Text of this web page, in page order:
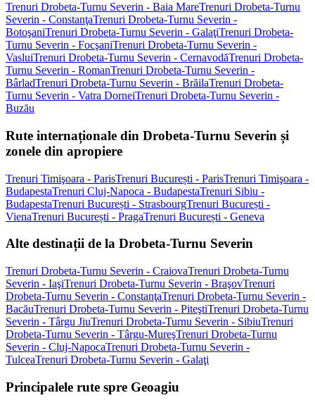
Trenuri Drobeta-Turnu Severin - Baia MareTrenuri Drobeta-Turnu
Severin - ConstanţaTrenuri Drobeta-Turnu Severin -
BotoşaniTrenuri Drobeta-Turnu Severin - GalaţiTrenuri Drobeta-
Turnu Severin - FocşaniTrenuri Drobeta-Turnu Severin -
VasluiTrenuri Drobeta-Turnu Severin - CernavodăTrenuri Drobeta-
Turnu Severin - RomanTrenuri Drobeta-Turnu Severin -
BârladTrenuri Drobeta-Turnu Severin - BrăilaTrenuri Drobeta-
Turnu Severin - Vatra DorneiTrenuri Drobeta-Turnu Severin -
Buzău
Rute internaționale din Drobeta-Turnu Severin și
zonele din apropiere
Trenuri Timişoara - ParisTrenuri București - ParisTrenuri Timişoara -
BudapestaTrenuri Cluj-Napoca - BudapestaTrenuri Sibiu -
BudapestaTrenuri București - StrasbourgTrenuri București -
VienaTrenuri București - PragaTrenuri București - Geneva
Alte destinații de la Drobeta-Turnu Severin
Trenuri Drobeta-Turnu Severin - CraiovaTrenuri Drobeta-Turnu
Severin - IaşiTrenuri Drobeta-Turnu Severin - BraşovTrenuri
Drobeta-Turnu Severin - ConstanţaTrenuri Drobeta-Turnu Severin -
BacăuTrenuri Drobeta-Turnu Severin - PiteştiTrenuri Drobeta-Turnu
Severin - Târgu JiuTrenuri Drobeta-Turnu Severin - SibiuTrenuri
Drobeta-Turnu Severin - Târgu-MureşTrenuri Drobeta-Turnu
Severin - Cluj-NapocaTrenuri Drobeta-Turnu Severin -
TulceaTrenuri Drobeta-Turnu Severin - Galaţi
Principalele rute spre Geoagiu